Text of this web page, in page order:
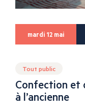
mardi 12 mai
Tout public
Confection et
à l’ancienne